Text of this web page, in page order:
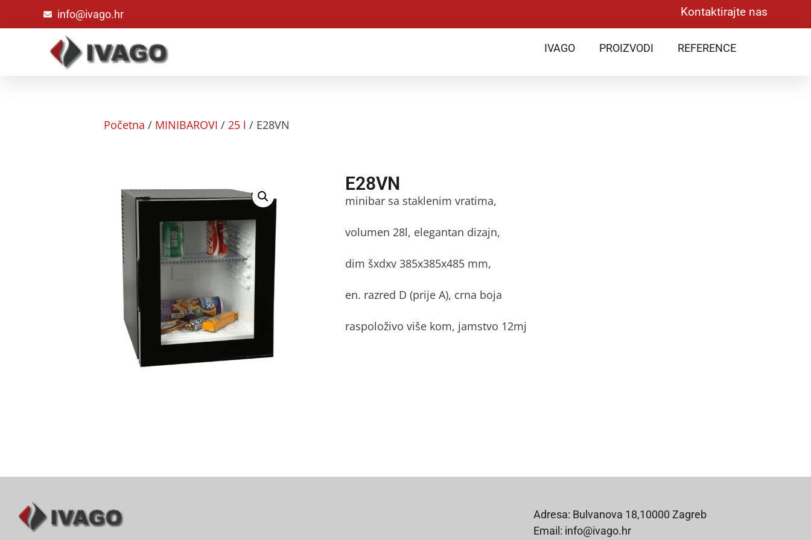
info@ivago.hr Kontaktirajte nas
IVAGO PROIZVODI REFERENCE
Početna / MINIBAROVI / 25 l / E28VN
E28VN
minibar sa staklenim vratima,
volumen 28l, elegantan dizajn,
dim šxdxv 385x385x485 mm,
en. razred D (prije A), crna boja
raspoloživo više kom, jamstvo 12mj
Adresa: Bulvanova 18,10000 Zagreb
Email: info@ivago.hr